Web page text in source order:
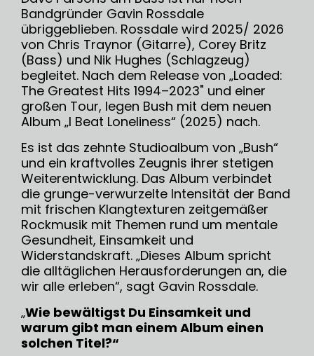
Bandgründer Gavin Rossdale
übriggeblieben. Rossdale wird 2025/ 2026
von Chris Traynor (Gitarre), Corey Britz
(Bass) und Nik Hughes (Schlagzeug)
begleitet. Nach dem Release von „Loaded:
The Greatest Hits 1994–2023" und einer
großen Tour, legen Bush mit dem neuen
Album „I Beat Loneliness“ (2025) nach.
Es ist das zehnte Studioalbum von „Bush“
und ein kraftvolles Zeugnis ihrer stetigen
Weiterentwicklung. Das Album verbindet
die grunge-verwurzelte Intensität der Band
mit frischen Klangtexturen zeitgemäßer
Rockmusik mit Themen rund um mentale
Gesundheit, Einsamkeit und
Widerstandskraft. „Dieses Album spricht
die alltäglichen Herausforderungen an, die
wir alle erleben“, sagt Gavin Rossdale.
„Wie bewältigst Du Einsamkeit und
warum gibt man einem Album einen
solchen Titel?“